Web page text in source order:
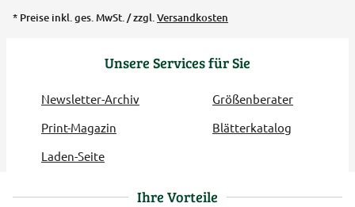
Unsere Services für Sie
Newsletter-Archiv
Größenberater
Print-Magazin
Blätterkatalog
Laden-Seite
* Preise inkl. ges. MwSt. / zzgl.Versandkosten
Ihre Vorteile